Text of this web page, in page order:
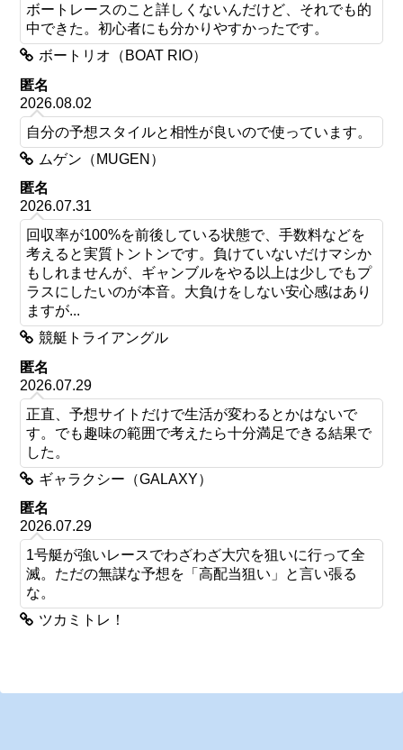
ボートレースのこと詳しくないんだけど、それでも的
中できた。初心者にも分かりやすかったです。
ボートリオ（BOAT RIO）
匿名
2026.08.02
自分の予想スタイルと相性が良いので使っています。
ムゲン（MUGEN）
匿名
2026.07.31
回収率が100%を前後している状態で、手数料などを
考えると実質トントンです。負けていないだけマシか
もしれませんが、ギャンブルをやる以上は少しでもプ
ラスにしたいのが本音。大負けをしない安心感はあり
ますが...
競艇トライアングル
匿名
2026.07.29
正直、予想サイトだけで生活が変わるとかはないで
す。でも趣味の範囲で考えたら十分満足できる結果で
した。
ギャラクシー（GALAXY）
匿名
2026.07.29
1号艇が強いレースでわざわざ大穴を狙いに行って全
滅。ただの無謀な予想を「高配当狙い」と言い張る
な。
ツカミトレ！